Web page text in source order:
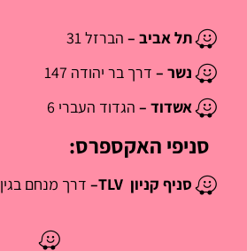
תל אביב – הברזל 31
נשר – דרך בר יהודה 147
אשדוד – הגדוד העברי 6
סניפי האקספרס:
סניף קניון TLV– דרך מנחם בגין 97, תל אביב קומה 0